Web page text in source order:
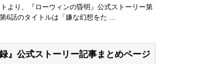
より、『ローウィンの昏明』公式ストーリー第
6話のタイトルは「嫌な幻想をた ...
』公式ストーリー記事まとめページ